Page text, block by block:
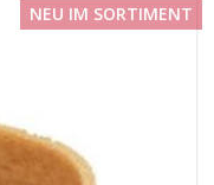
NEU IM SORTIMENT